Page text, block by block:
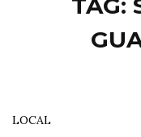
TAG:
LOCAL